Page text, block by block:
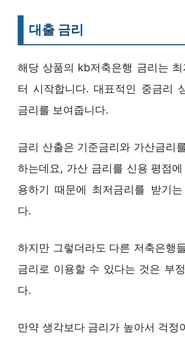
대출 금리
해당 상품의 kb저축은행 금리는
터 시작합니다. 대표적인 중금리
금리를 보여줍니다.
금리 산출은 기준금리와 가산금리
하는데요, 가산 금리를 신용 평점
용하기 때문에 최저금리를 받기
다.
하지만 그렇더라도 다른 저축은행
금리로 이용할 수 있다는 것은 부
다.
만약 생각보다 금리가 높아서 걱정